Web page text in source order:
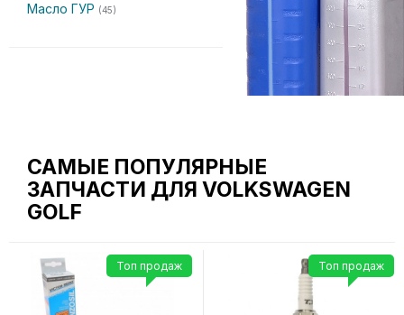
Масло ГУР (45)
САМЫЕ ПОПУЛЯРНЫЕ
ЗАПЧАСТИ ДЛЯ VOLKSWAGEN
GOLF
Топ продаж Топ продаж